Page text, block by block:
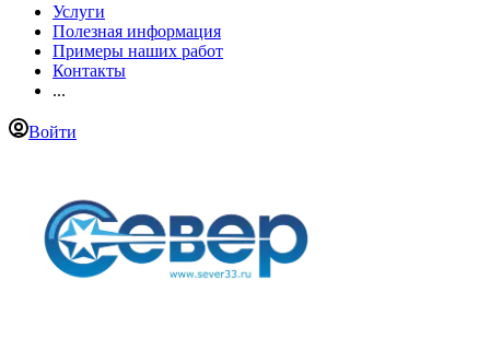
Услуги
Полезная информация
Примеры наших работ
Контакты
...
Войти